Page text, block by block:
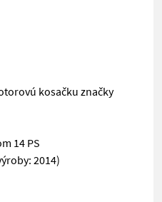
kosačku značky
14 PS
2014)